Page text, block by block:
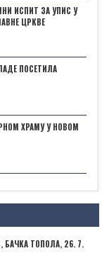
ИСПИТ ЗА УПИС У
ЦРКВЕ
ПОСЕТИЛА
ХРАМУ У НОВОМ
БАЧКА ТОПОЛА, 26. 7.